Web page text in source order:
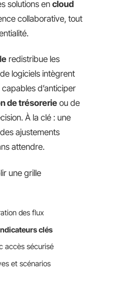
solutions en cloud
collaborative, tout
redistribue les
logiciels intègrent
d’anticiper
de trésorerie ou de
À la clé : une
ajustements
attendre.
une grille
des flux
clés
accès sécurisé
et scénarios